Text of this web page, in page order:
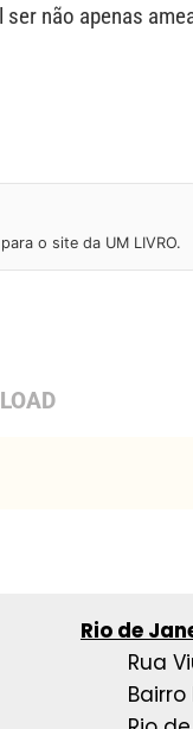
não apenas
o site da UM LIVRO.
Rio de
Rua